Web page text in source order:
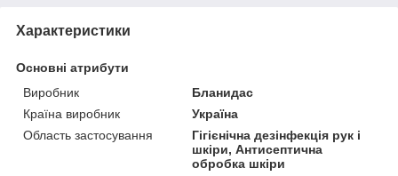
Характеристики
Основні атрибути
Виробник
Бланидас
Країна виробник
Україна
Область застосування
Гігієнічна дезінфекція рук і
шкіри, Антисептична
обробка шкіри